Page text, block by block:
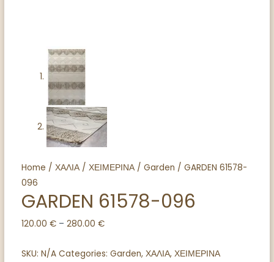
Home / ΧΑΛΙΑ/ ΧΕΙΜΕΡΙΝΑ/ Garden / GARDEN 61578-
096
GARDEN 61578-096
120.00 €– 280.00 €
SKU: N/A Categories: Garden, ΧΑΛΙΑ, ΧΕΙΜΕΡΙΝΑ